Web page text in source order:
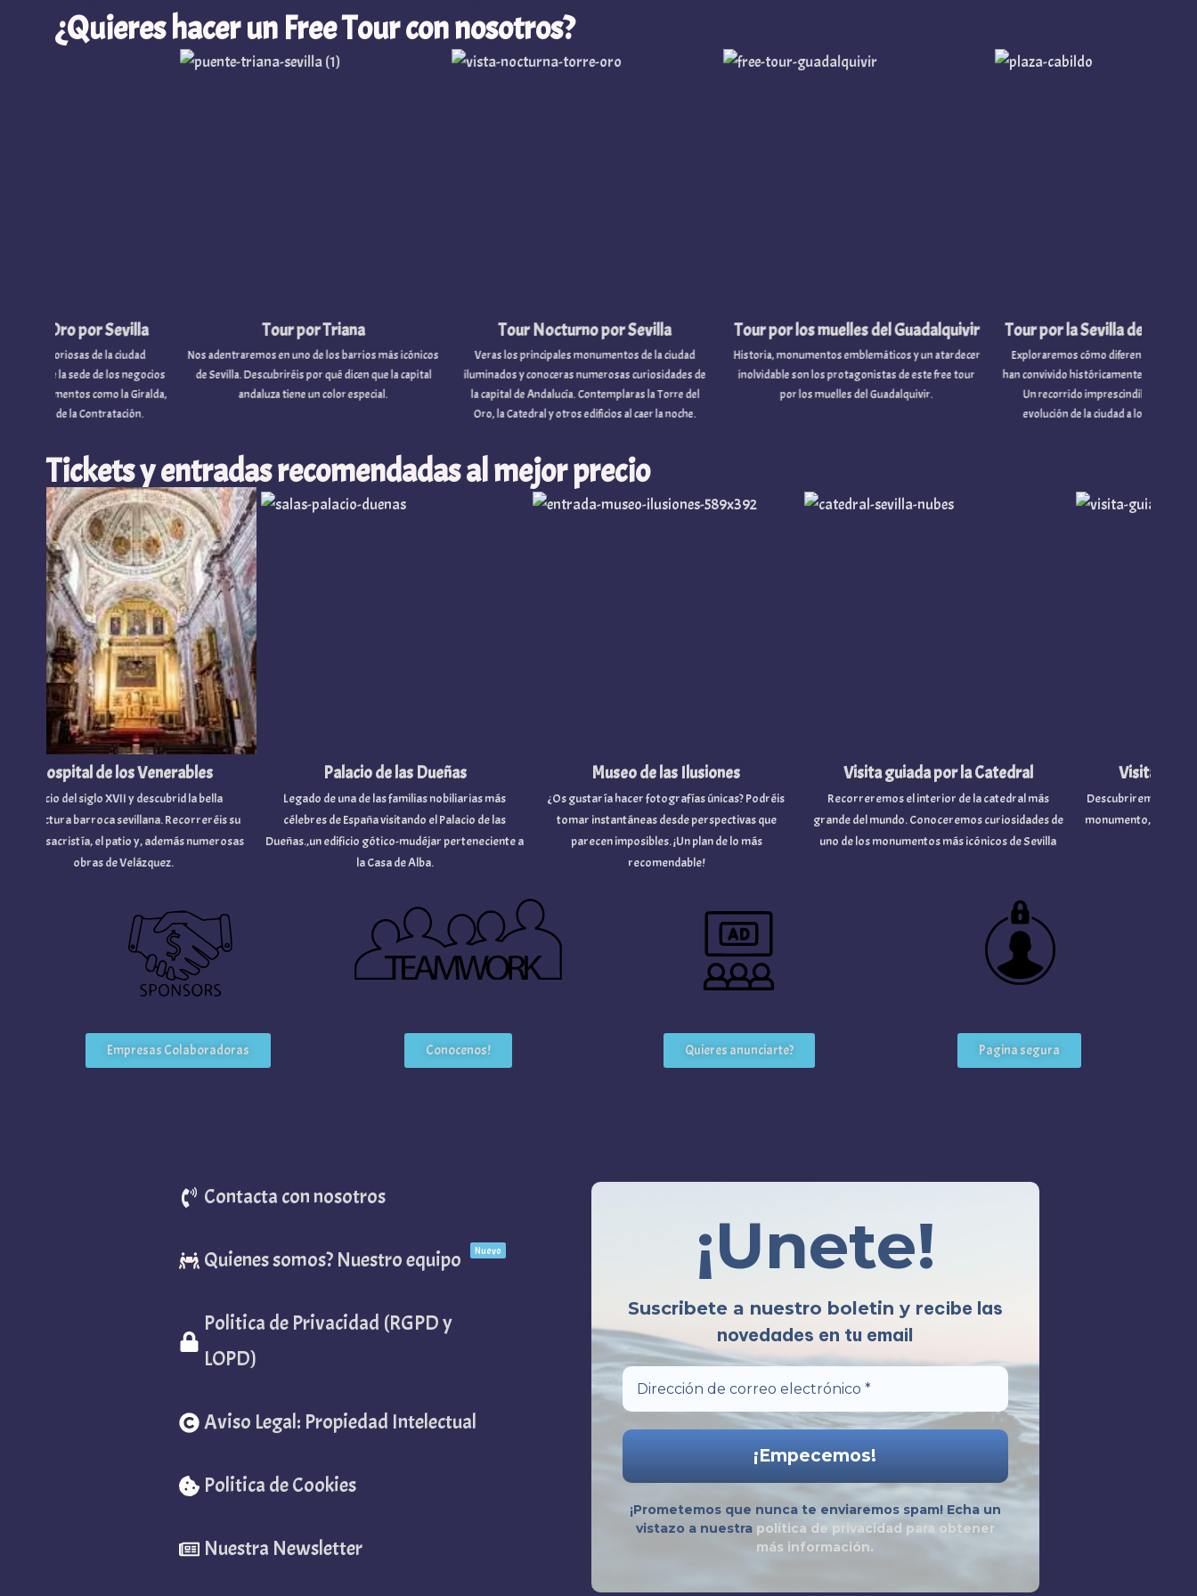
¿Quieres hacer un Free Tour con nosotros?
Tour por la Sevilla de las tres culturas
Exploraremos cómo diferentes etnias y religiones
han convivido históricamente en la capital hispalense.
Un recorrido imprescindible para entender la
evolución de la ciudad a lo largo de los siglos.
Tour por los muelles del Guadalquivir
Historia, monumentos emblemáticos y un atardecer
inolvidable son los protagonistas de este free tour
por los muelles del Guadalquivir.
Tour Nocturno por Sevilla
Veras los principales monumentos de la ciudad
iluminados y conoceras numerosas curiosidades de
la capital de Andalucía. Contemplaras la Torre del
Oro, la Catedral y otros edificios al caer la noche.
Tour por Triana
Nos adentraremos en uno de los barrios más icónicos
de Sevilla. Descubriréis por qué dicen que la capital
andaluza tiene un color especial.
por Sevilla
de la ciudad
sede de los negocios
como la Giralda,
la Contratación.
Tickets y entradas recomendadas al mejor precio
Visita guiada
Descubriremos la fusión
monumento, uno de los
Visita guiada por la Catedral
Recorreremos el interior de la catedral más
grande del mundo. Conoceremos curiosidades de
uno de los monumentos más icónicos de Sevilla
Museo de las Ilusiones
¿Os gustaría hacer fotografías únicas? Podréis
tomar instantáneas desde perspectivas que
parecen imposibles. ¡Un plan de lo más
recomendable!
Palacio de las Dueñas
Legado de una de las familias nobiliarias más
célebres de España visitando el Palacio de las
Dueñas.,un edificio gótico-mudéjar perteneciente a
la Casa de Alba.
Hospital de los Venerables
Edificio del siglo XVII y descubrid la bella
barroca sevillana. Recorreréis su
y sacristía, el patio y, además numerosas
obras de Velázquez.
Empresas Colaboradoras Conocenos! Quieres anunciarte? Pagina segura
Contacta con nosotros
Quienes somos? Nuestro equipo Nuevo
Politica de Privacidad (RGPD y
LOPD)
Aviso Legal: Propiedad Intelectual
Politica de Cookies
Nuestra Newsletter
¡Unete!
Suscribete a nuestro boletin y recibe las
novedades en tu email
¡Prometemos que nunca te enviaremos spam! Echa un
vistazo a nuestra política de privacidad para obtener
más información.